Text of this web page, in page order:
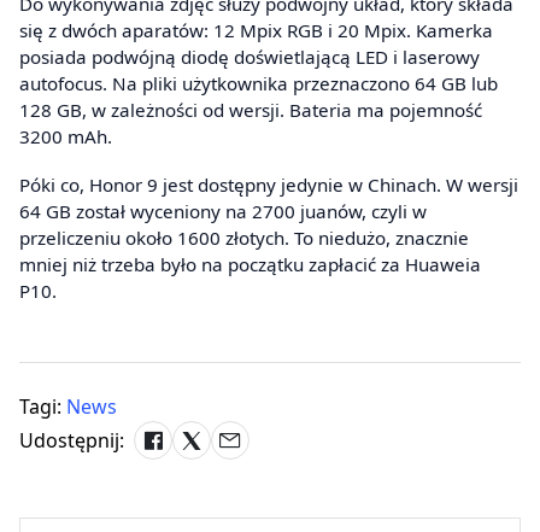
się z dwóch aparatów: 12 Mpix RGB i 20 Mpix. Kamerka
posiada podwójną diodę doświetlającą LED i laserowy
autofocus. Na pliki użytkownika przeznaczono 64 GB lub
128 GB, w zależności od wersji. Bateria ma pojemność
3200 mAh.
Póki co, Honor 9 jest dostępny jedynie w Chinach. W wersji
64 GB został wyceniony na 2700 juanów, czyli w
przeliczeniu około 1600 złotych. To niedużo, znacznie
mniej niż trzeba było na początku zapłacić za Huaweia
P10.
Tagi: News
Udostępnij: